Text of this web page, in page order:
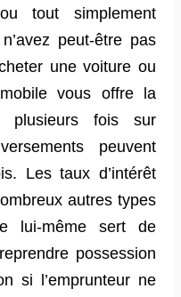
tout simplement
peut-être pas
une voiture ou
vous offre la
plusieurs fois sur
peuvent
Les taux d’intérêt
autres types
lui-même sert de
possession
si l’emprunteur ne